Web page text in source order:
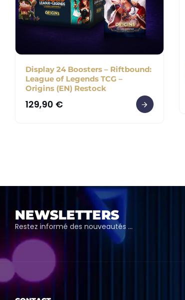
Display 24 Boosters – Riftbound:
League of Legends TCG –
Origins (EN) Restock
129,90 €
NEWSLETTERS
Restez informé des nouveautés …